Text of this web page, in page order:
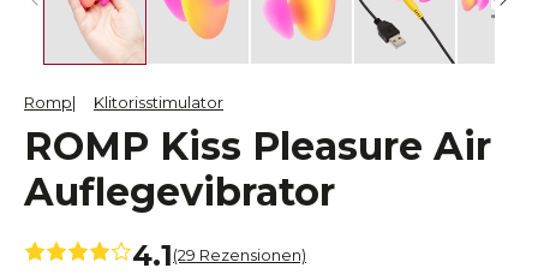
Romp Klitorisstimulator
ROMP Kiss Pleasure Air
Auflegevibrator
4.1(29 Rezensionen)